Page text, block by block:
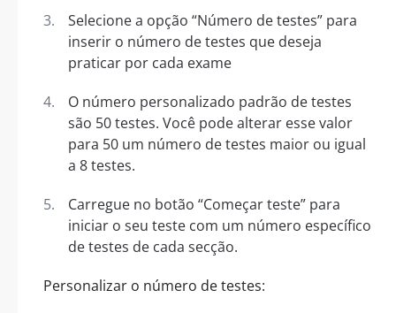
Selecione a opção “Número de testes” para
inserir o número de testes que deseja
praticar por cada exame
O número personalizado padrão de testes
são 50 testes. Você pode alterar esse valor
para 50 um número de testes maior ou igual
a 8 testes.
Carregue no botão “Começar teste” para
iniciar o seu teste com um número específico
de testes de cada secção.
Personalizar o número de testes: